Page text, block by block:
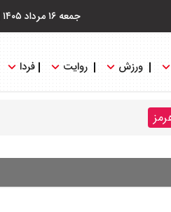
جمعه ۱۶ مرداد ۱۴۰۵
ورزش روایت فردا